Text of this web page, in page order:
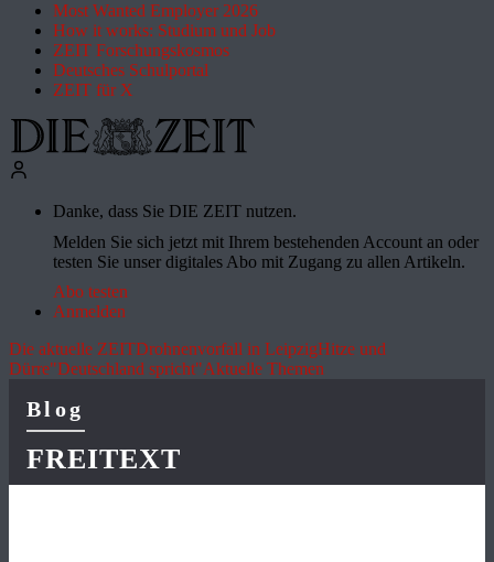
Most Wanted Employer 2026
How it works: Studium und Job
ZEIT Forschungskosmos
Deutsches Schulportal
ZEIT für X
Danke, dass Sie DIE ZEIT nutzen.
Melden Sie sich jetzt mit Ihrem bestehenden Account an oder
testen Sie unser digitales Abo mit Zugang zu allen Artikeln.
Abo testen
Anmelden
Die aktuelle ZEITDrohnenvorfall in LeipzigHitze und
Dürre"Deutschland spricht"Aktuelle Themen
Blog
FREITEXT